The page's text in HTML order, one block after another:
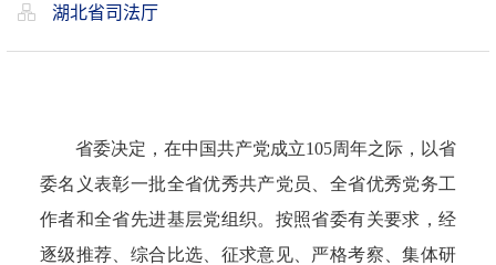
湖北省司法厅
省委决定，在中国共产党成立105周年之际，以省
委名义表彰一批全省优秀共产党员、全省优秀党务工
作者和全省先进基层党组织。按照省委有关要求，经
逐级推荐、综合比选、征求意见、严格考察、集体研